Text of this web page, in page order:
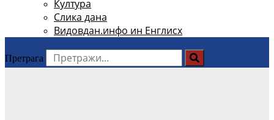
Култура
Слика дана
Видовдан.инфо ин Енглисх
Претрага